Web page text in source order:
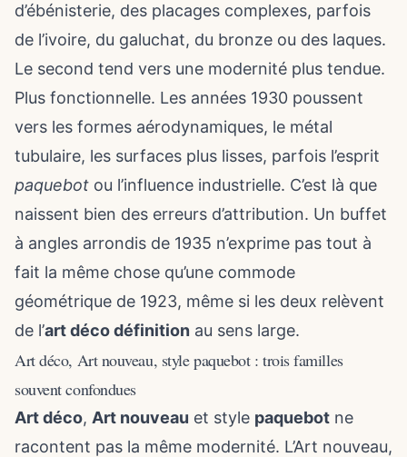
d’ébénisterie, des placages complexes, parfois
de l’ivoire, du galuchat, du bronze ou des laques.
Le second tend vers une modernité plus tendue.
Plus fonctionnelle. Les années 1930 poussent
vers les formes aérodynamiques, le métal
tubulaire, les surfaces plus lisses, parfois l’esprit
paquebot ou l’influence industrielle. C’est là que
naissent bien des erreurs d’attribution. Un buffet
à angles arrondis de 1935 n’exprime pas tout à
fait la même chose qu’une commode
géométrique de 1923, même si les deux relèvent
de l’art déco définition au sens large.
Art déco, Art nouveau, style paquebot : trois familles
souvent confondues
Art déco, Art nouveau et style paquebot ne
racontent pas la même modernité. L’Art nouveau,